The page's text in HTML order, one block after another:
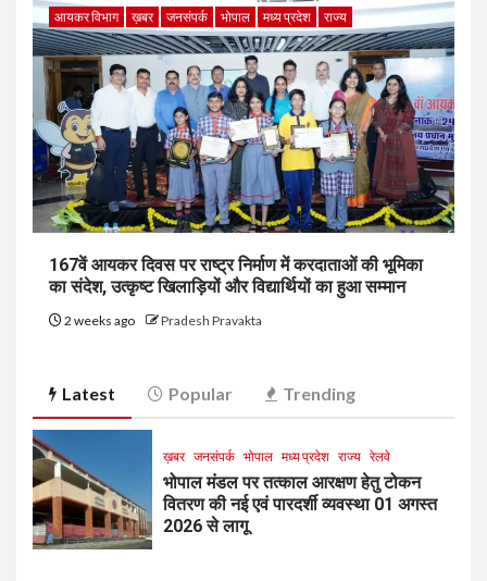
आयकर विभाग ख़बर जनसंपर्क भोपाल मध्य प्रदेश राज्य
167वें आयकर दिवस पर राष्ट्र निर्माण में करदाताओं की भूमिका
का संदेश, उत्कृष्ट खिलाड़ियों और विद्यार्थियों का हुआ सम्मान
2 weeks ago Pradesh Pravakta
Latest Popular Trending
ख़बर जनसंपर्क भोपाल मध्य प्रदेश राज्य रेलवे
भोपाल मंडल पर तत्काल आरक्षण हेतु टोकन
वितरण की नई एवं पारदर्शी व्यवस्था 01 अगस्त
2026 से लागू